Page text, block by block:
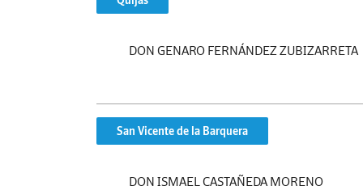
DON GENARO FERNÁNDEZ ZUBIZARRETA
San Vicente de la Barquera
DON ISMAEL CASTAÑEDA MORENO